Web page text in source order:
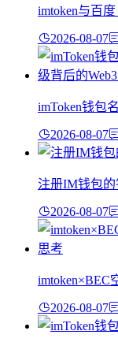
imtoken与百
2026-08-07
imToken钱包
2026-08-07
注册IM钱包
2026-08-07
imtoken×BEC
2026-08-07